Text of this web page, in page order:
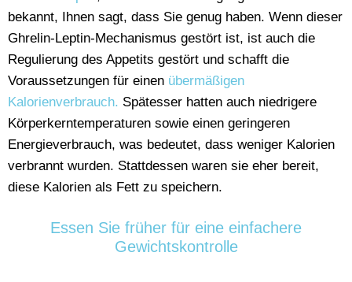
bekannt, Ihnen sagt, dass Sie genug haben. Wenn dieser
Ghrelin-Leptin-Mechanismus gestört ist, ist auch die
Regulierung des Appetits gestört und schafft die
Voraussetzungen für einen übermäßigen
Kalorienverbrauch. Spätesser hatten auch niedrigere
Körperkerntemperaturen sowie einen geringeren
Energieverbrauch, was bedeutet, dass weniger Kalorien
verbrannt wurden. Stattdessen waren sie eher bereit,
diese Kalorien als Fett zu speichern.
Essen Sie früher für eine einfachere
Gewichtskontrolle